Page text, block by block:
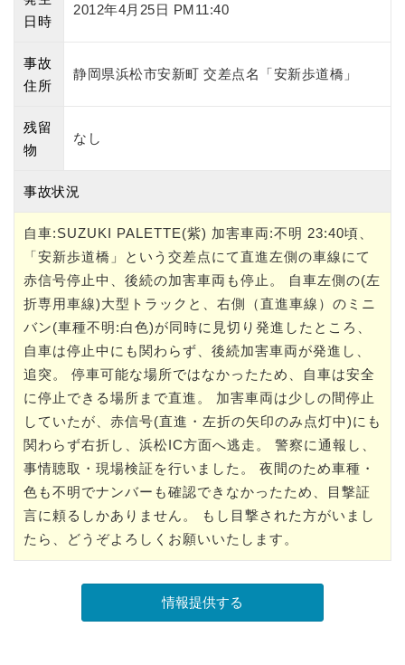
日時
2012年4月25日 PM11:40
事故
住所
静岡県浜松市安新町 交差点名「安新歩道橋」
残留
物
なし
事故状況
自車:SUZUKI PALETTE(紫) 加害車両:不明 23:40頃、
「安新歩道橋」という交差点にて直進左側の車線にて
赤信号停止中、後続の加害車両も停止。 自車左側の(左
折専用車線)大型トラックと、右側（直進車線）のミニ
バン(車種不明:白色)が同時に見切り発進したところ、
自車は停止中にも関わらず、後続加害車両が発進し、
追突。 停車可能な場所ではなかったため、自車は安全
に停止できる場所まで直進。 加害車両は少しの間停止
していたが、赤信号(直進・左折の矢印のみ点灯中)にも
関わらず右折し、浜松IC方面へ逃走。 警察に通報し、
事情聴取・現場検証を行いました。 夜間のため車種・
色も不明でナンバーも確認できなかったため、目撃証
言に頼るしかありません。 もし目撃された方がいまし
たら、どうぞよろしくお願いいたします。